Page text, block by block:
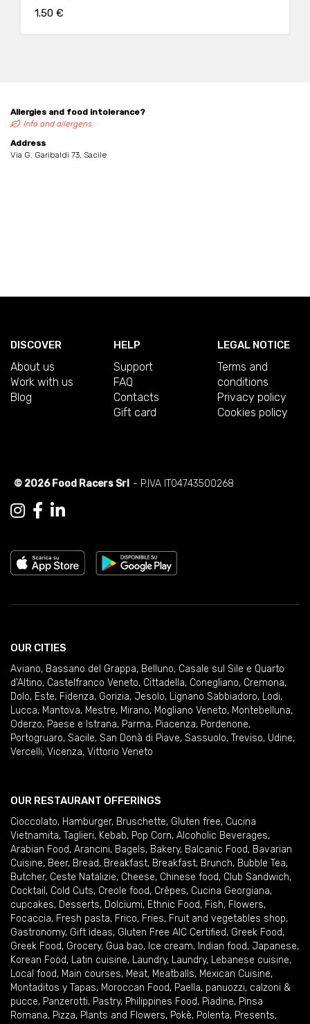
1.50 €
Allergies and food intolerance?
Info and allergens
Address
Via G. Garibaldi 73, Sacile
DISCOVER
About us
Work with us
Blog
HELP
Support
FAQ
Contacts
Gift card
LEGAL NOTICE
Terms and
conditions
Privacy policy
Cookies policy
© 2026 Food Racers Srl - P.IVA IT04743500268
OUR CITIES
Aviano, Bassano del Grappa, Belluno, Casale sul Sile e Quarto
d'Altino, Castelfranco Veneto, Cittadella, Conegliano, Cremona,
Dolo, Este, Fidenza, Gorizia, Jesolo, Lignano Sabbiadoro, Lodi,
Lucca, Mantova, Mestre, Mirano, Mogliano Veneto, Montebelluna,
Oderzo, Paese e Istrana, Parma, Piacenza, Pordenone,
Portogruaro, Sacile, San Donà di Piave, Sassuolo, Treviso, Udine,
Vercelli, Vicenza, Vittorio Veneto
OUR RESTAURANT OFFERINGS
Cioccolato, Hamburger, Bruschette, Gluten free, Cucina
Vietnamita, Taglieri, Kebab, Pop Corn, Alcoholic Beverages,
Arabian Food, Arancini, Bagels, Bakery, Balcanic Food, Bavarian
Cuisine, Beer, Bread, Breakfast, Breakfast, Brunch, Bubble Tea,
Butcher, Ceste Natalizie, Cheese, Chinese food, Club Sandwich,
Cocktail , Cold Cuts, Creole food, Crêpes, Cucina Georgiana,
cupcakes, Desserts, Dolciumi, Ethnic Food, Fish, Flowers,
Focaccia, Fresh pasta, Frico, Fries, Fruit and vegetables shop,
Gastronomy, Gift ideas, Gluten Free AIC Certified, Greek Food,
Greek Food, Grocery, Gua bao, Ice cream, Indian food, Japanese,
Korean Food, Latin cuisine, Laundry, Laundry, Lebanese cuisine,
Local food, Main courses, Meat, Meatballs, Mexican Cuisine,
Montaditos y Tapas, Moroccan Food, Paella, panuozzi, calzoni &
pucce, Panzerotti, Pastry, Philippines Food, Piadine, Pinsa
Romana, Pizza, Plants and Flowers, Pokè, Polenta, Presents,